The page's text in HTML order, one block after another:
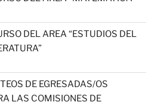
DEL AREA “ESTUDIOS DEL
DE EGRESADAS/OS
LAS COMISIONES DE